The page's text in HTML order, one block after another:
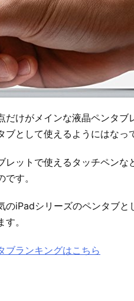
けがメインな液晶ペンタブ
として使えるようにはなっ
ットで使えるタッチペンな
す。
iPadシリーズのペンタブと
。
ブランキングはこちら